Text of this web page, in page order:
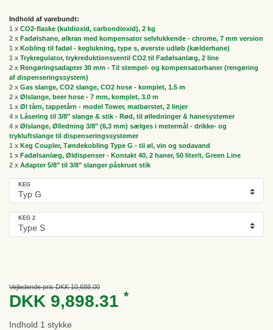
Indhold af varebundt:
1 x CO2-flaske (kuldioxid, carbondioxid), 2 kg
2 x Fadølshane, ølkran med kompensator selvlukkende - chrome, 7 mm version
1 x Kobling til fadøl - keglukning, type s, øverste udløb (kælderhane)
1 x Trykregulator, trykreduktionsventil CO2 til Fadølsanlæg, 2 line
2 x Rengøringsadapter 30 mm - Til stempel- og kompensatorhaner (rengøring
af dispenseringssystem)
2 x Gas slange, CO2 slange, CO2 hose - komplet, 1.5 m
2 x Ølslange, beer hose - 7 mm, komplet, 3.0 m
1 x Øl tårn, tappetårn - model Tower, matbørstet, 2 linjer
4 x Låsering til 3/8" slange & stik - Rød, til ølledninger & hanesystemer
4 x Ølslange, Ølledning 3/8" (6,3 mm) sælges i metermål - drikke- og
trykluftslange til dispenseringssystemer
1 x Keg Coupler, Tøndekobling Type G - til øl, vin og sodavand
1 x Fadølsanlæg, Øldispenser - Kontakt 40, 2 haner, 50 liter/t, Green Line
2 x Adapter 5/8" til 3/8" slanger påskruet stik
KEG
KEG 2
Vejledende pris DKK 10,688.00
DKK 9,898.31 *
Indhold 1 stykke